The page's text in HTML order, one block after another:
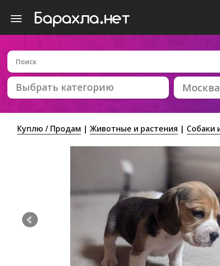
Выбрать категорию Москва
Куплю / Продам Животные и растения Собаки